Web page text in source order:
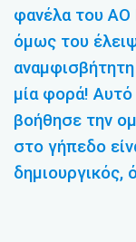
φανέλα του ΑΟ
όμως του
μία φορά! Αυτό
βοήθησε την
στο γήπεδο
δημιουργικός,